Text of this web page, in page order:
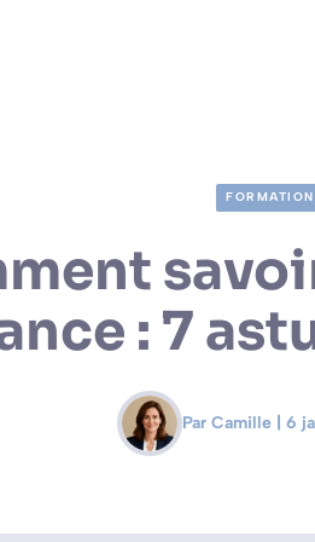
FORMATION
: 7
Par Camille | 6